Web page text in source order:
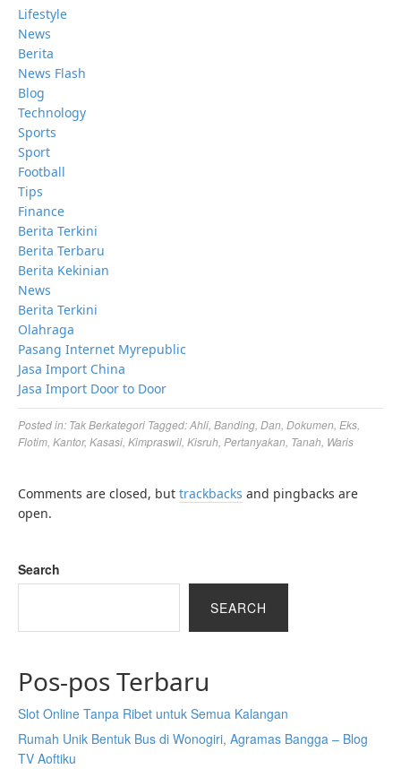
Lifestyle
News
Berita
News Flash
Blog
Technology
Sports
Sport
Football
Tips
Finance
Berita Terkini
Berita Terbaru
Berita Kekinian
News
Berita Terkini
Olahraga
Pasang Internet Myrepublic
Jasa Import China
Jasa Import Door to Door
Posted in: Tak Berkategori Tagged:Ahli Banding Dan Dokumen Eks
Flotim Kantor, Kasasi Kimpraswil Kisruh Pertanyakan Tanah Waris
Comments are closed, but trackbacks and pingbacks are
open.
Search
SEARCH
Pos-pos Terbaru
Slot Online Tanpa Ribet untuk Semua Kalangan
Rumah Unik Bentuk Bus di Wonogiri, Agramas Bangga – Blog
TV Aoftiku